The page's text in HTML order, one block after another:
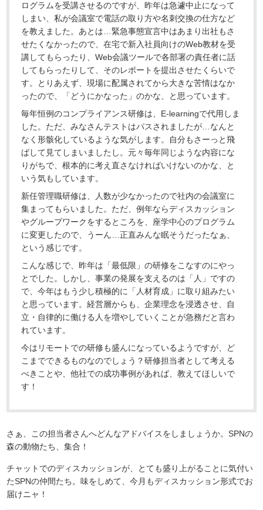
ログラムを受講させるのですが、昨年は急遽中止になって
しまい、私が会議室で電話の取り方や名刺交換の仕方など
を教えました。あとは…緊急事態宣言中はあまり出社もさ
せたくなかったので、在宅で新入社員向けのWeb教材を受
講してもらったり、Web会議ツールで各部署の責任者に話
してもらったりして、そのレポートを提出させたくらいで
す。とりあえず、現場に配属されてから大きな苦情はなか
ったので、「どうにかなった」のかな、と思っています。
毎年恒例のコンプライアンス研修は、E-learningで代用しま
した。ただ、みなさんテストはパスされましたが…なんと
なく形骸化しているような気がします。自分もさーっと飛
ばして見てしまいましたし。元々毎年同じような内容にな
りがちで、根本的に考え直さなければいけないのかな、と
いう気もしています。
新任管理職研修は、人数が少なかったので社内の会議室に
集まってもらいました。ただ、例年ならディスカッション
やグループワークをするところを、座学中心のプログラム
に変更したので、うーん…正直みんな眠そうだったなぁ、
という感じです。
こんな感じで、昨年は「最低限」の研修をこなすのにやっ
とでした。しかし、事業の発展を支えるのは「人」ですの
で、今年はもう少し積極的に「人材育成」に取り組みたい
と思っています。経営層からも、企業理念を浸透させ、自
立・自律的に働ける人を増やしていくことが急務だと言わ
れています。
今はリモートでの研修も盛んになっているようですが、ど
こまでできるものなのでしょう？研修担当者として考える
べきことや、他社での成功事例があれば、教えてほしいで
す！
さぁ、この担当者さんへどんなアドバイスをしましょうか。SPNの
森の動物たち、集合！
チャットでのディスカッションが、とても盛り上がることに気付い
たSPNの仲間たち。味をしめて、今月もディスカッション形式でお
届けニャ！